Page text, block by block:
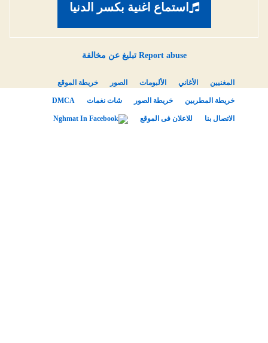
استماع اغنية بكسر الدنيا
Report abuse تبليغ عن مخالفة
المغنيين الأغاني الألبومات الصور خريطة الموقع
خريطة المطربين خريطة الصور شات نغمات DMCA
الاتصال بنا للاعلان فى الموقع